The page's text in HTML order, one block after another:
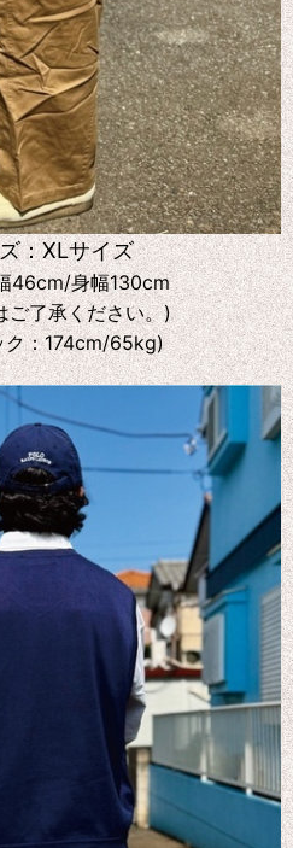
：XLサイズ
46cm/身幅130cm
ご了承ください。)
ク：174cm/65kg)